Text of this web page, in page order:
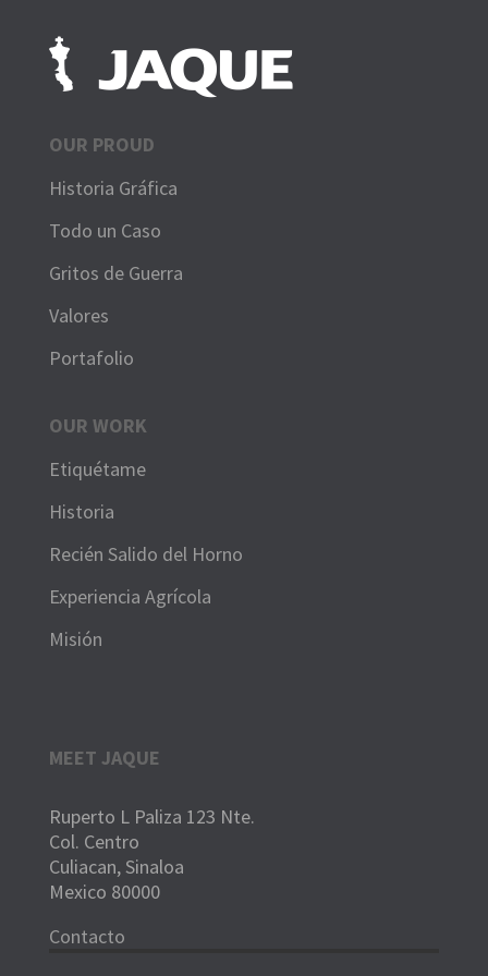
OUR PROUD
Historia Gráfica
Todo un Caso
Gritos de Guerra
Valores
Portafolio
OUR WORK
Etiquétame
Historia
Recién Salido del Horno
Experiencia Agrícola
Misión
MEET JAQUE
Ruperto L Paliza 123 Nte.
Col. Centro
Culiacan, Sinaloa
Mexico 80000
Contacto